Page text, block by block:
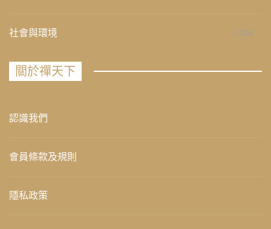
社會與環境 235
關於禪天下
認識我們
會員條款及規則
隱私政策